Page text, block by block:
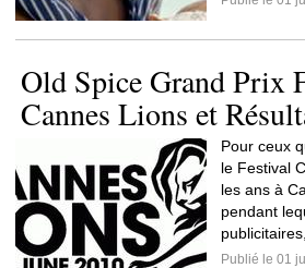
Old Spice Grand Prix
Cannes Lions et
Pour ceux
le Festival
les ans à
pendant
Publié le 01